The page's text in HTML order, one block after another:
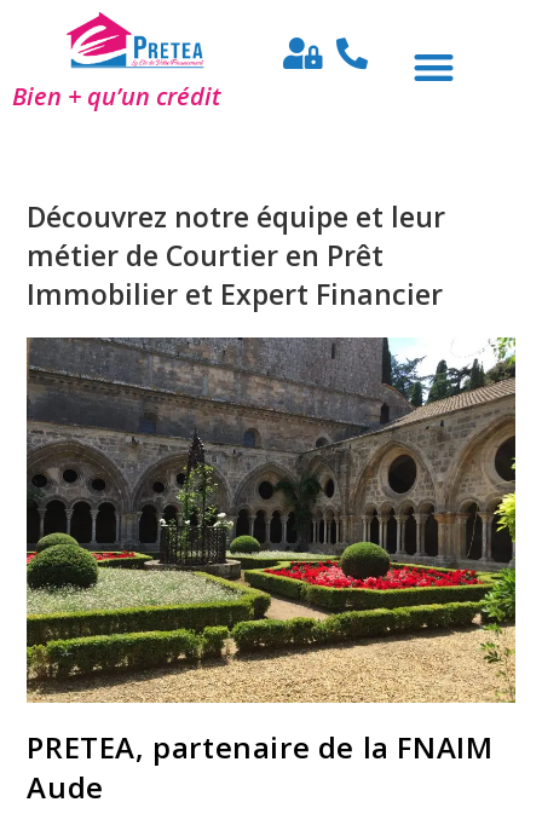
Bien + qu’un crédit
Découvrez notre équipe et leur
métier de Courtier en Prêt
Immobilier et Expert Financier
PRETEA, partenaire de la FNAIM
Aude